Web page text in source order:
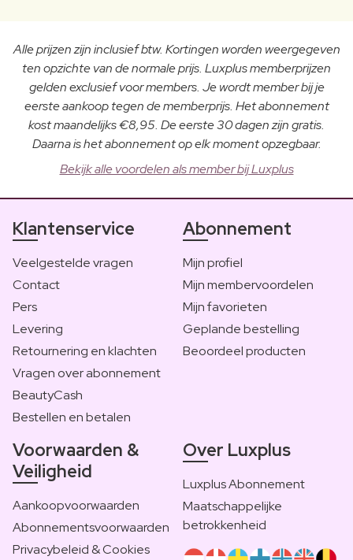
Alle prijzen zijn inclusief btw. Kortingen worden weergegeven
ten opzichte van de normale prijs. Luxplus memberprijzen
gelden exclusief voor members. Je wordt member bij je
eerste aankoop tegen de memberprijs. Het abonnement
kost maandelijks €8,95. De eerste 30 dagen zijn gratis.
Daarna is het abonnement op elk moment opzegbaar.
Bekijk alle voordelen als member bij Luxplus
Klantenservice
Veelgestelde vragen
Contact
Pers
Levering
Retournering en klachten
Vragen over abonnement
BeautyCash
Bestellen en betalen
Abonnement
Mijn profiel
Mijn membervoordelen
Mijn favorieten
Geplande bestelling
Beoordeel producten
Voorwaarden &
Veiligheid
Aankoopvoorwaarden
Abonnementsvoorwaarden
Privacybeleid & Cookies
Over Luxplus
Luxplus Abonnement
Maatschappelijke
betrokkenheid